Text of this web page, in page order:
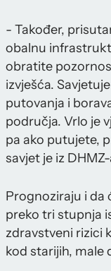
- Također,
obalnu
obratite
izvješća.
putovanja i
područja. Vrlo je
pa ako putujete,
savjet je iz DHMZ-
Prognoziraju i da
preko tri stupnja
zdravstveni rizici
kod starijih, male